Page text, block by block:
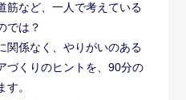
筋など、一人で考えている
では？
関係なく、やりがいのある
づくりのヒントを、90分の
。